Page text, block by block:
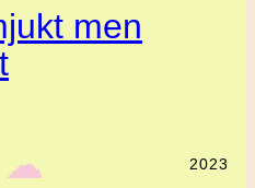
men
‎ ‎‎ ☁︎‎‎ 2023